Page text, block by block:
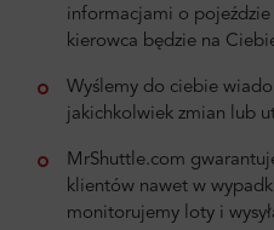
informacjami o pojeździe
kierowca będzie na
Wyślemy do ciebie
jakichkolwiek zmian lub
MrShuttle.com
klientów nawet w
monitorujemy loty i